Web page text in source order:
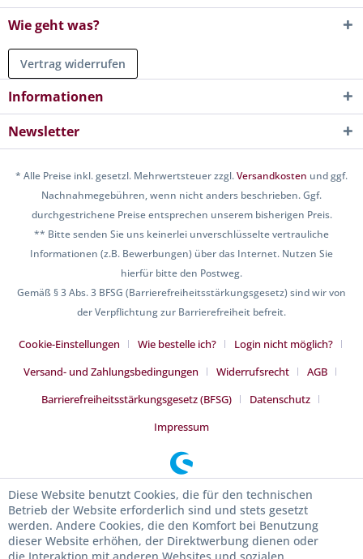
Wie geht was?
Vertrag widerrufen
Informationen
Newsletter
* Alle Preise inkl. gesetzl. Mehrwertsteuer zzgl.Versandkosten und ggf.
Nachnahmegebühren, wenn nicht anders beschrieben. Ggf.
durchgestrichene Preise entsprechen unserem bisherigen Preis.
** Bitte senden Sie uns keinerlei unverschlüsselte vertrauliche
Informationen (z.B. Bewerbungen) über das Internet. Nutzen Sie
hierfür bitte den Postweg.
Gemäß § 3 Abs. 3 BFSG (Barrierefreiheitsstärkungsgesetz) sind wir von
der Verpflichtung zur Barrierefreiheit befreit.
Cookie-Einstellungen Wie bestelle ich?
Login nicht möglich?
Versand- und Zahlungsbedingungen
Widerrufsrecht
AGB
Barrierefreiheitsstärkungsgesetz (BFSG)
Datenschutz
Impressum
Diese Website benutzt Cookies, die für den technischen
Betrieb der Website erforderlich sind und stets gesetzt
werden. Andere Cookies, die den Komfort bei Benutzung
dieser Website erhöhen, der Direktwerbung dienen oder